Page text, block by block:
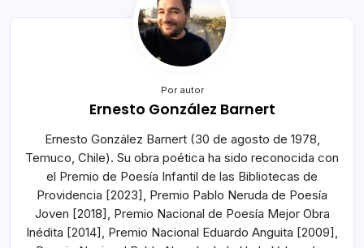
Por autor
Ernesto González Barnert
Ernesto González Barnert (30 de agosto de 1978,
Temuco, Chile). Su obra poética ha sido reconocida con
el Premio de Poesía Infantil de las Bibliotecas de
Providencia [2023], Premio Pablo Neruda de Poesía
Joven [2018], Premio Nacional de Poesía Mejor Obra
Inédita [2014], Premio Nacional Eduardo Anguita [2009],